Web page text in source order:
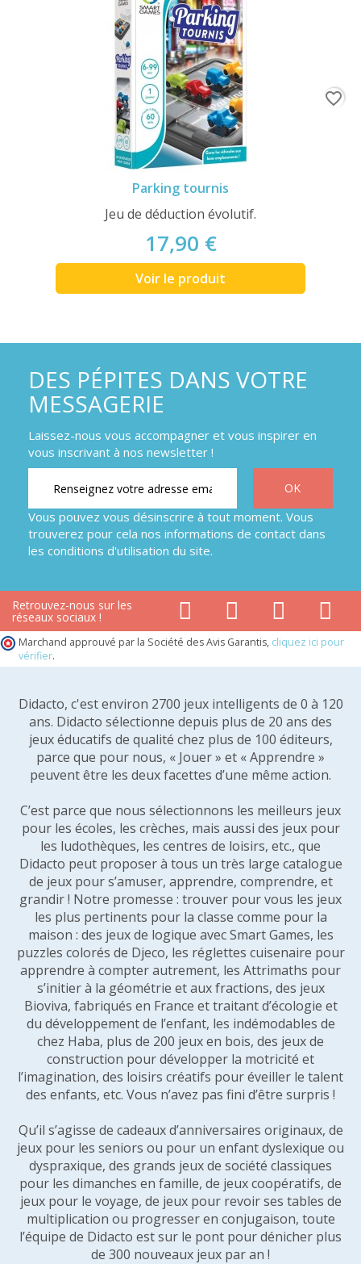
Parking tournis
Jeu de déduction évolutif.
17,90 €
Voir le produit
favorite_border
DES PÉPITES DANS VOTRE
MESSAGERIE
Laissez-nous vous accompagner et vous inspirer en
vous inscrivant à nos newsletter !
Vous pouvez vous désinscrire à tout moment. Vous
trouverez pour cela nos informations de contact dans
les conditions d'utilisation du site.
Retrouvez-nous sur les
réseaux sociaux !
Marchand approuvé par la Société des Avis Garantis, cliquez ici pour
vérifier.
Didacto, c'est environ 2700 jeux intelligents de 0 à 120
ans. Didacto sélectionne depuis plus de 20 ans des
jeux éducatifs de qualité chez plus de 100 éditeurs,
parce que pour nous, « Jouer » et « Apprendre »
peuvent être les deux facettes d’une même action.
C’est parce que nous sélectionnons les meilleurs jeux
pour les écoles, les crèches, mais aussi des jeux pour
les ludothèques, les centres de loisirs, etc., que
Didacto peut proposer à tous un très large catalogue
de jeux pour s’amuser, apprendre, comprendre, et
grandir ! Notre promesse : trouver pour vous les jeux
les plus pertinents pour la classe comme pour la
maison : des jeux de logique avec Smart Games, les
puzzles colorés de Djeco, les réglettes cuisenaire pour
apprendre à compter autrement, les Attrimaths pour
s’initier à la géométrie et aux fractions, des jeux
Bioviva, fabriqués en France et traitant d’écologie et
du développement de l’enfant, les indémodables de
chez Haba, plus de 200 jeux en bois, des jeux de
construction pour développer la motricité et
l’imagination, des loisirs créatifs pour éveiller le talent
des enfants, etc. Vous n’avez pas fini d’être surpris !
Qu’il s’agisse de cadeaux d’anniversaires originaux, de
jeux pour les seniors ou pour un enfant dyslexique ou
dyspraxique, des grands jeux de société classiques
pour les dimanches en famille, de jeux coopératifs, de
jeux pour le voyage, de jeux pour revoir ses tables de
multiplication ou progresser en conjugaison, toute
l’équipe de Didacto est sur le pont pour dénicher plus
de 300 nouveaux jeux par an !